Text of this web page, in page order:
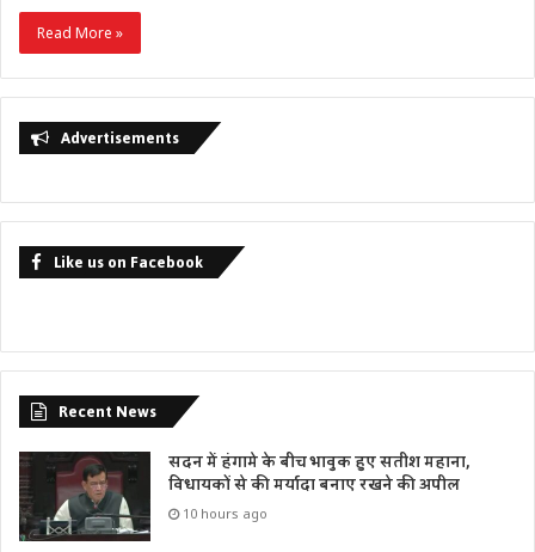
Read More »
Advertisements
Like us on Facebook
Recent News
सदन में हंगामे के बीच भावुक हुए सतीश महाना,
विधायकों से की मर्यादा बनाए रखने की अपील
10 hours ago